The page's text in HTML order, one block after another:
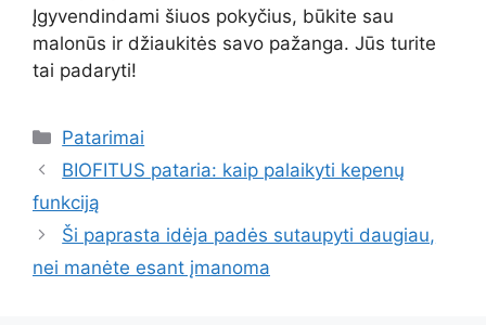
Įgyvendindami šiuos pokyčius, būkite sau
malonūs ir džiaukitės savo pažanga. Jūs turite
tai padaryti!
Kategorijos
Patarimai
BIOFITUS pataria: kaip palaikyti kepenų
funkciją
Ši paprasta idėja padės sutaupyti daugiau,
nei manėte esant įmanoma